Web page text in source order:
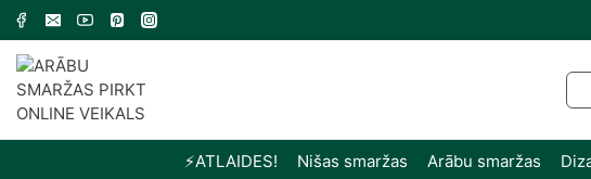
Skip
content
⚡️ATLAIDES! Nišas smaržas Arābu smaržas